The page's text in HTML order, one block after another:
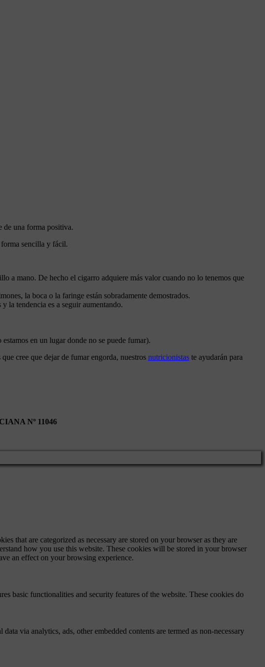
de una forma positiva.
forma sencilla y fácil.
a mano. De hecho el cigarro adquiere más valor cuando no lo tenemos que
la boca o la faringe están sobradamente demostrados.
la tendencia es a seguir aumentando.
en un lugar donde no se puede fumar).
cree que dejar de fumar engorda, nuestros nutricionistas te ayudarán para
Nº 11046
that are categorized as necessary are stored on your browser as they are
how you use this website. These cookies will be stored in your browser
an effect on your browsing experience.
basic functionalities and security features of the website. These cookies do
via analytics, ads, other embedded contents are termed as non-necessary